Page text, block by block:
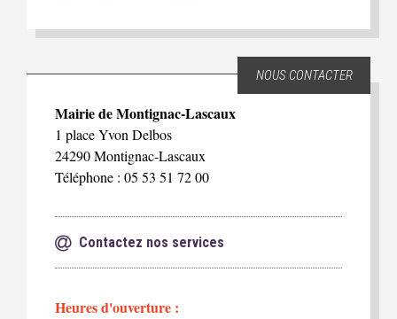
NOUS CONTACTER
Mairie de Montignac-Lascaux
1 place Yvon Delbos
24290 Montignac-Lascaux
Téléphone : 05 53 51 72 00
Contactez nos services
Heures d'ouverture :